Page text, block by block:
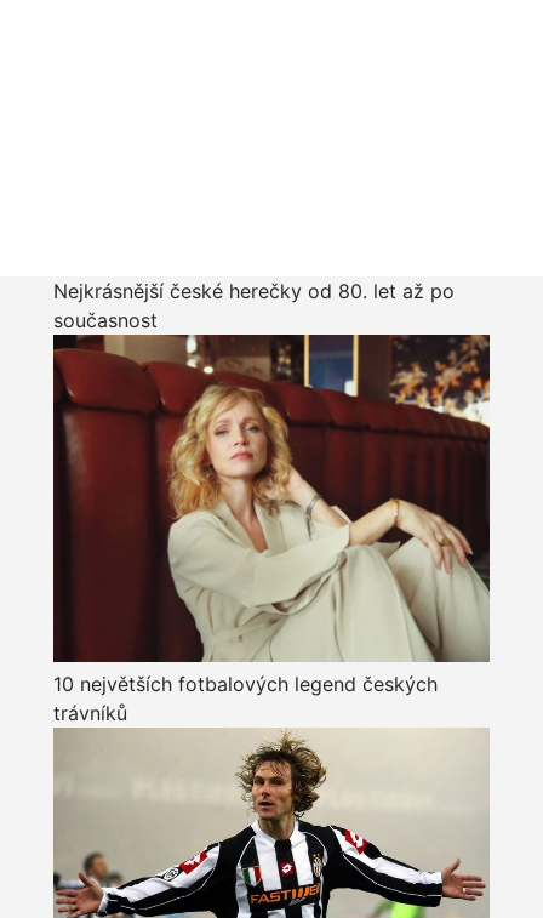
Nejkrásnější české herečky od 80. let až po
současnost
10 největších fotbalových legend českých
trávníků